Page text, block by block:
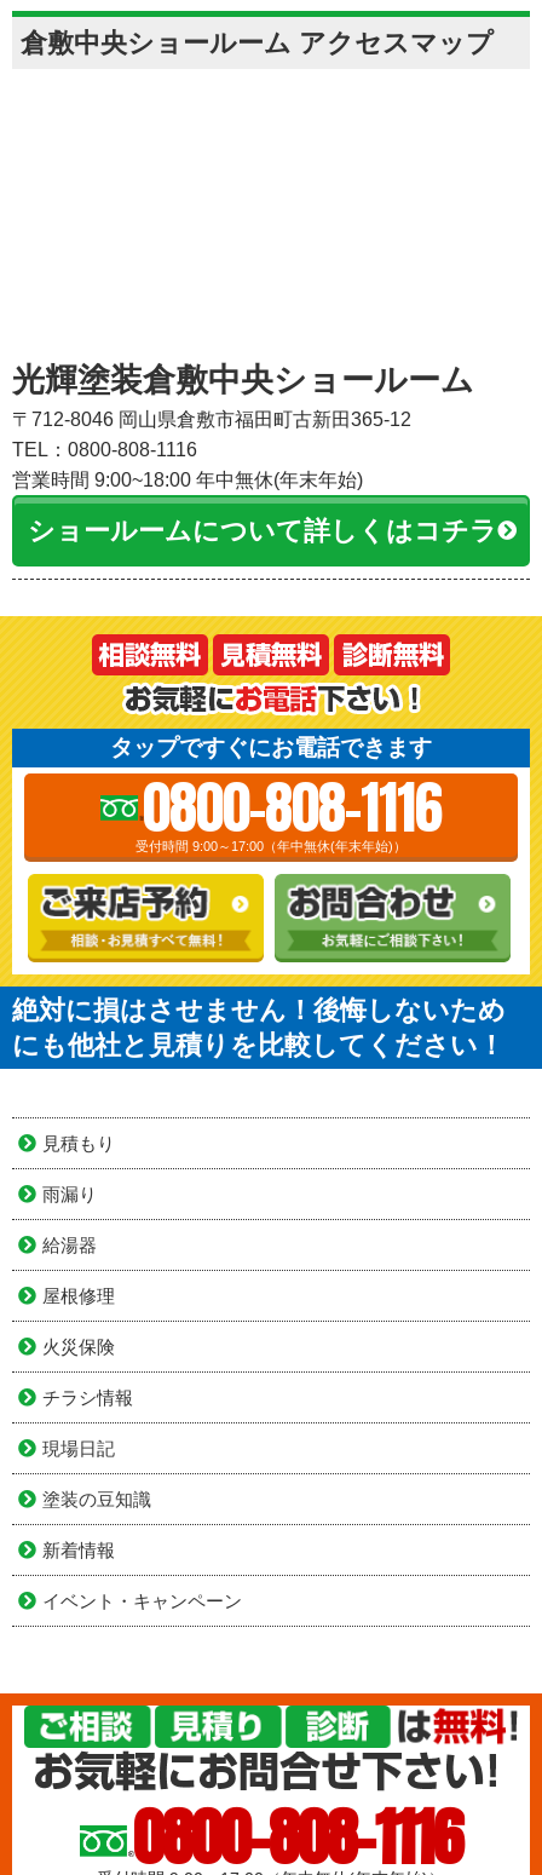
倉敷中央ショールーム アクセスマップ
光輝塗装倉敷中央ショールーム
〒712-8046 岡山県倉敷市福田町古新田365-12
TEL：0800-808-1116
営業時間 9:00~18:00 年中無休(年末年始)
ショールームについて詳しくはコチラ
タップですぐにお電話できます
0800-808-1116
受付時間 9:00～17:00（年中無休(年末年始)）
絶対に損はさせません！後悔しないため
にも他社と見積りを比較してください！
見積もり
雨漏り
給湯器
屋根修理
火災保険
チラシ情報
現場日記
塗装の豆知識
新着情報
イベント・キャンペーン
0800-808-1116